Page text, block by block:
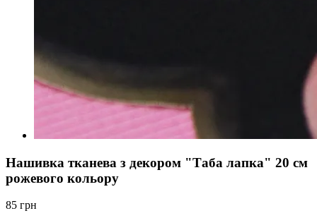
Нашивка тканева з декором "Таба лапка" 20 см
рожевого кольору
85 грн